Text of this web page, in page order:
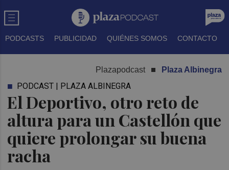
PODCASTS PUBLICIDAD QUIÉNES SOMOS CONTACTO
Plazapodcast Plaza Albinegra
El Deportivo, otro reto de
altura para un Castellón que
quiere prolongar su buena
racha
PODCAST | PLAZA ALBINEGRA